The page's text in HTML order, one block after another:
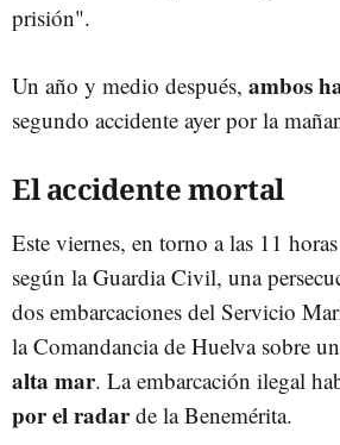
prisión".
Un año y medio después, ambos
segundo accidente ayer por la
El accidente mortal
Este viernes, en torno a las 11
según la Guardia Civil, una
dos embarcaciones del Servicio
la Comandancia de Huelva sobre
alta mar. La embarcación ilegal
por el radarde la Benemérita.